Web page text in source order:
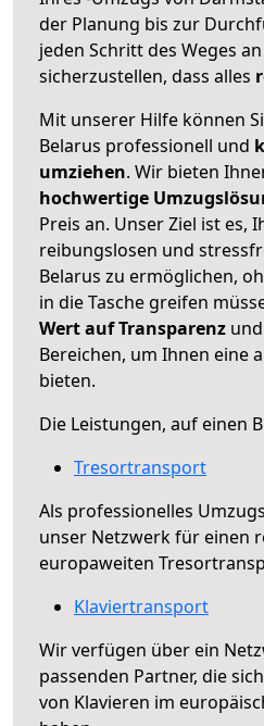
der Planung bis zur
jeden Schritt des Weges
sicherzustellen, dass alles
Mit unserer Hilfe können
Belarus professionell und
umziehen. Wir bieten
hochwertige
Preis an. Unser Ziel ist es,
reibungslosen und
Belarus zu ermöglichen,
in die Tasche greifen
Wert auf Transparenz
Bereichen, um Ihnen eine
bieten.
Die Leistungen, auf einen
Tresortransport
Als professionelles
unser Netzwerk für einen
europaweiten
Klaviertransport
Wir verfügen über ein
passenden Partner, die
von Klavieren im